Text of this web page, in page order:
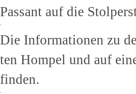
Passant auf die
Die Informationen zu
ten Hompel und auf
finden.